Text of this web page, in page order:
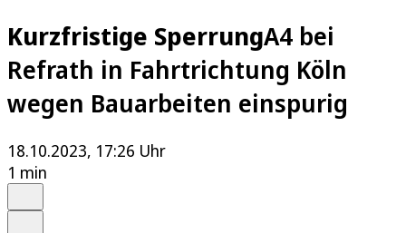
Kurzfristige SperrungA4 bei
Refrath in Fahrtrichtung Köln
wegen Bauarbeiten einspurig
18.10.2023, 17:26 Uhr
1 min